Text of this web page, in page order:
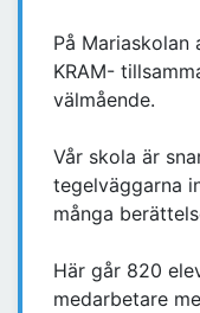
På
KRAM-
välmående.
Vår skola är
tegelväggarna
många
Här går 820
medarbetare